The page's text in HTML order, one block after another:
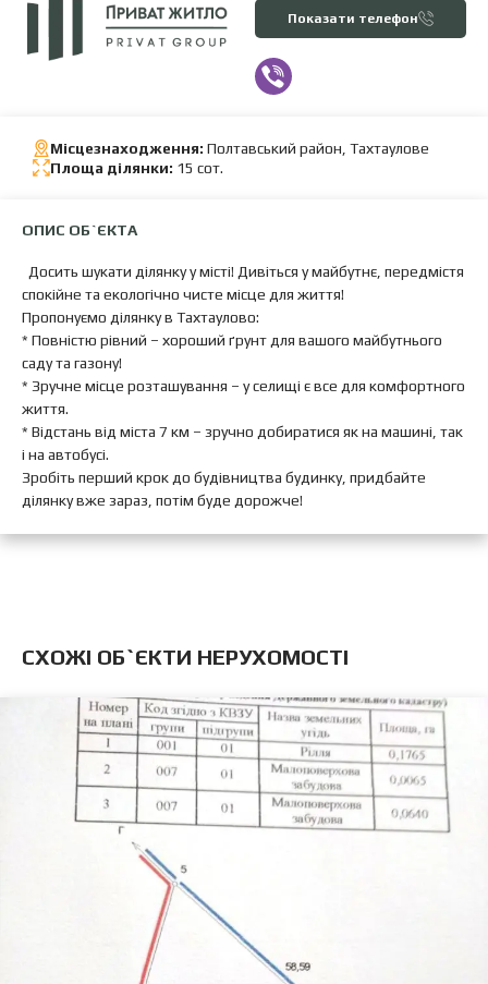
Показати телефон
Місцезнаходження: Полтавський район, Тахтаулове
Площа ділянки: 15 сот.
ОПИС ОБ`ЄКТА
Досить шукати ділянку у місті! Дивіться у майбутнє, передмістя
спокійне та екологічно чисте місце для життя!
Пропонуємо ділянку в Тахтаулово:
* Повністю рівний – хороший ґрунт для вашого майбутнього
саду та газону!
* Зручне місце розташування – у селищі є все для комфортного
життя.
* Відстань від міста 7 км – зручно добиратися як на машині, так
і на автобусі.
Зробіть перший крок до будівництва будинку, придбайте
ділянку вже зараз, потім буде дорожче!
CХОЖІ ОБ`ЄКТИ НЕРУХОМОСТІ